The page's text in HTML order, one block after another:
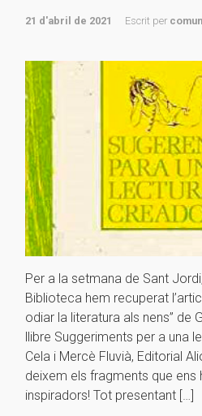
21 d'abril de 2021 Escrit per
Per a la setmana de Sant
Biblioteca hem recuperat
odiar la literatura als nens” de
llibre Suggeriments per a una
Cela i Mercè Fluvià, Editorial
deixem els fragments que ens
inspiradors! Tot presentant […]